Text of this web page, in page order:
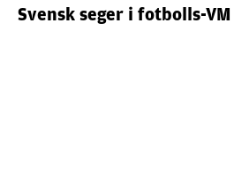
Svensk seger i fotbolls-VM